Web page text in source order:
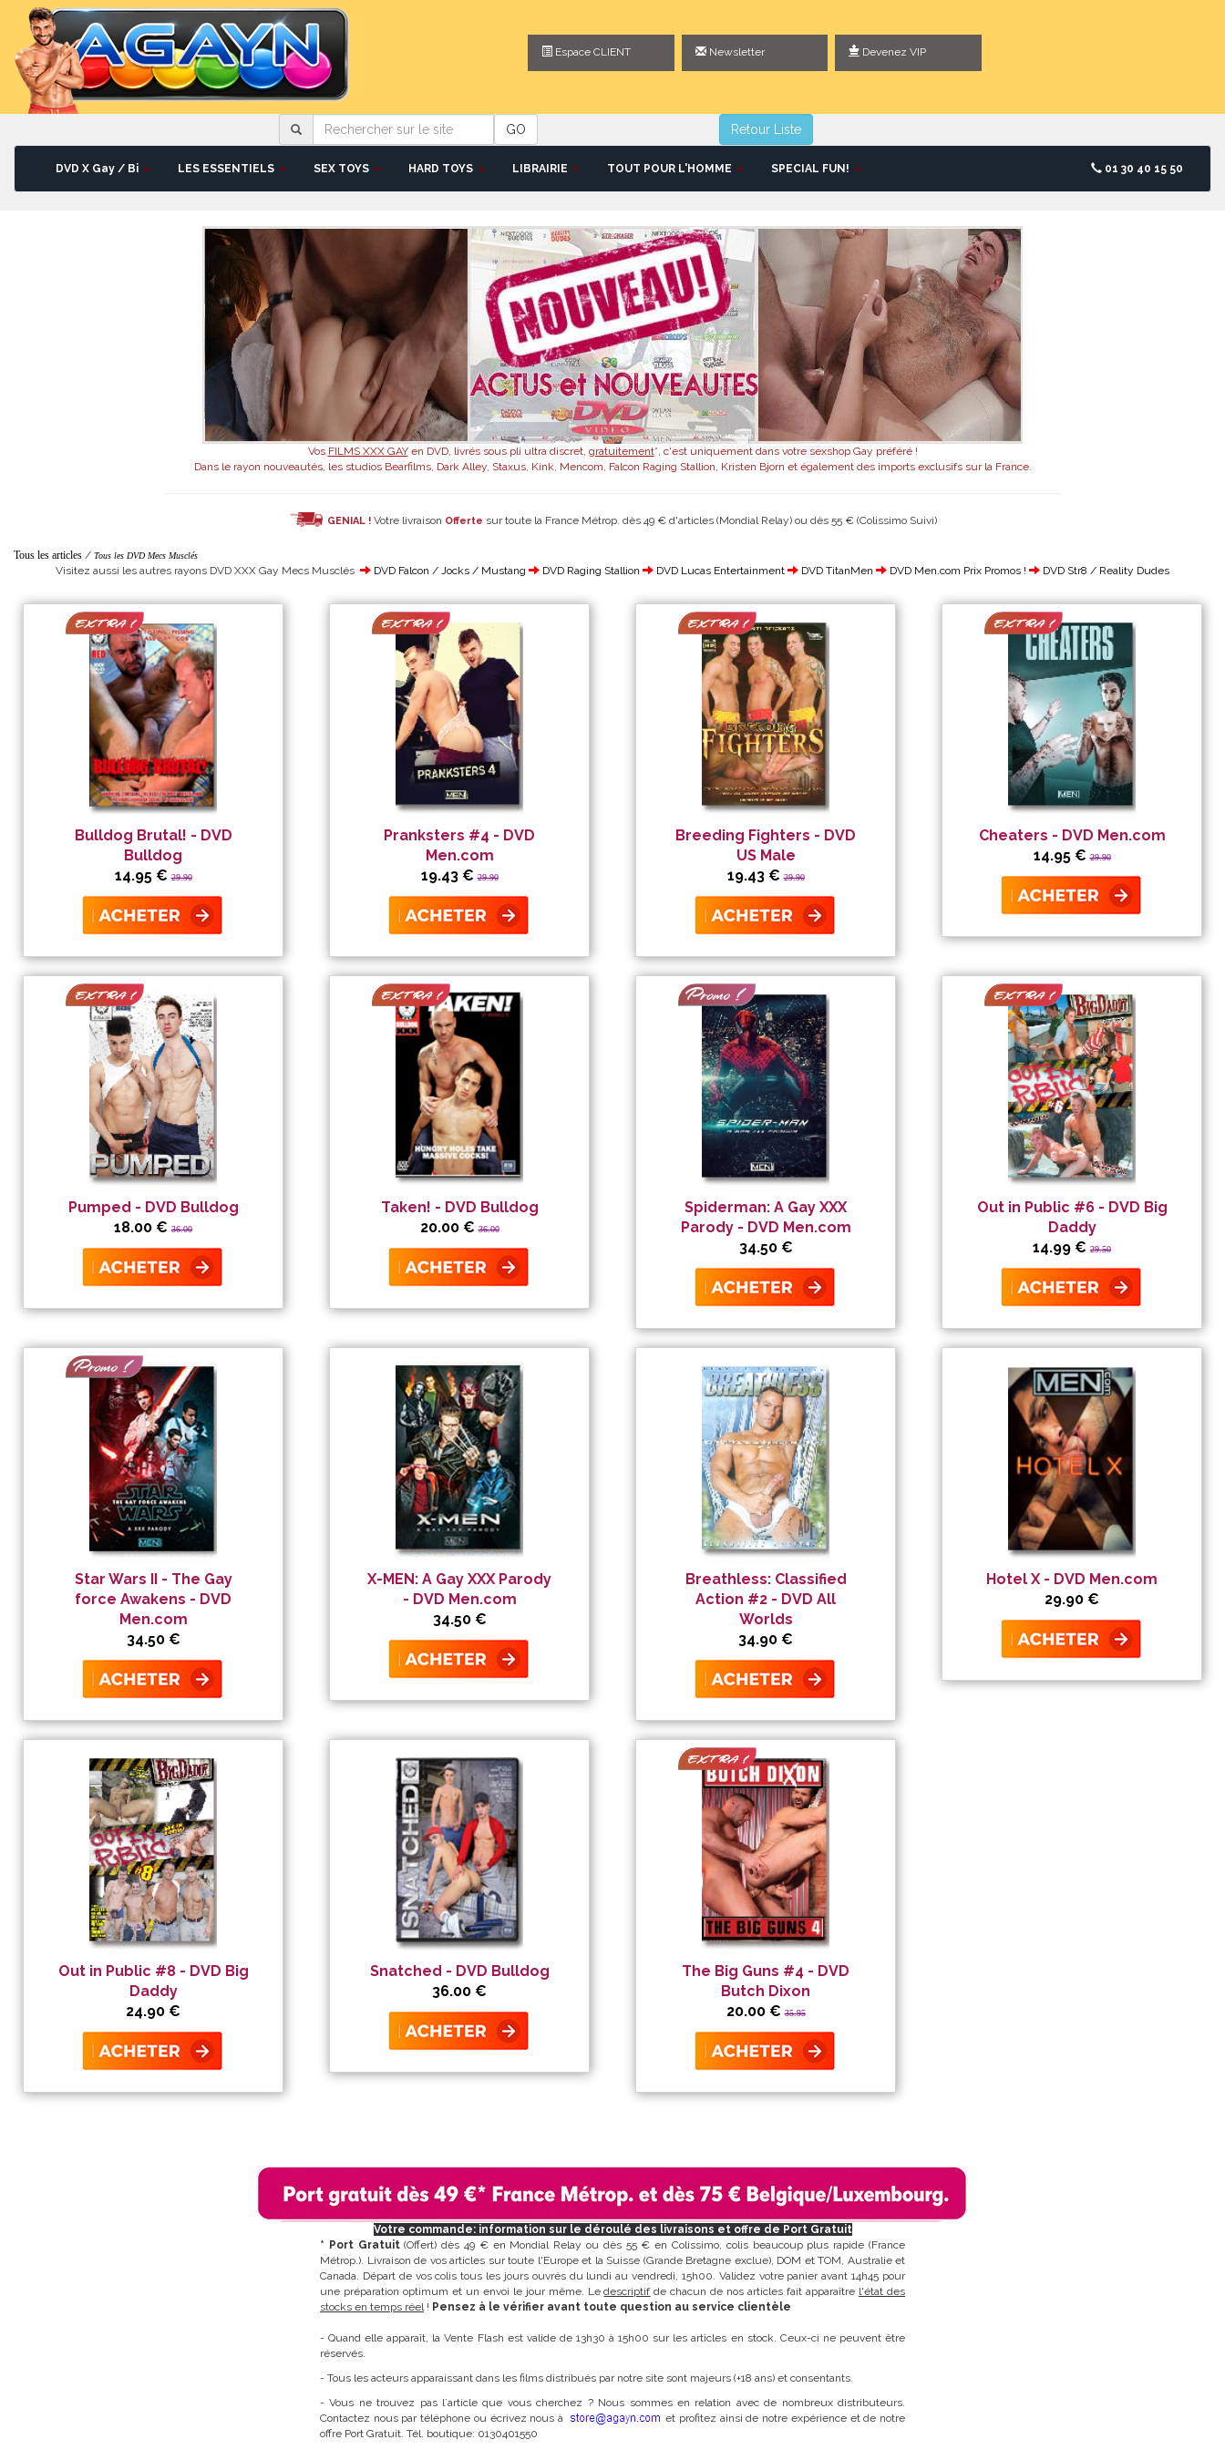
Espace CLIENT Newsletter Devenez VIP
sur
site
GO Retour Liste
DVD X Gay / Bi LES ESSENTIELS SEX TOYS HARD TOYS LIBRAIRIE TOUT POUR L'HOMME SPECIAL FUN! 01 30 40 15 50
Vos FILMS XXX GAYen DVD, livrés sous pli ultra discret, gratuitement*, c'est uniquement dans votre sexshop Gay préféré !
Dans le rayon nouveautés, les studios Bearfilms, Dark Alley, Staxus, Kink, Mencom, Falcon Raging Stallion, Kristen Bjorn et également des imports exclusifs sur la France.
GENIAL ! Votre livraison Offerte sur toute la France Métrop. dès 49 € d'articles (Mondial Relay) ou dès 55 € (Colissimo Suivi)
Tous les articles / Tous les DVD Mecs Musclés
Visitez aussi les autres rayons DVD XXX Gay Mecs Musclés DVD Falcon / Jocks / Mustang DVD Raging Stallion DVD Lucas Entertainment DVD TitanMen DVD Men.com Prix Promos ! DVD Str8 / Reality Dudes
Bulldog Brutal! - DVD
Bulldog
14.95 € 29.90
Pranksters #4 - DVD
Men.com
19.43 € 29.90
Breeding Fighters - DVD
US Male
19.43 € 29.90
Cheaters - DVD Men.com
14.95 € 29.90
Pumped - DVD Bulldog
18.00 € 36.00
Taken! - DVD Bulldog
20.00 € 36.00
Spiderman: A Gay XXX
Parody - DVD Men.com
34.50 €
Out in Public #6 - DVD Big
Daddy
14.99 € 29.50
Star Wars II - The Gay
force Awakens - DVD
Men.com
34.50 €
X-MEN: A Gay XXX Parody
- DVD Men.com
34.50 €
Breathless: Classified
Action #2 - DVD All
Worlds
34.90 €
Hotel X - DVD Men.com
29.90 €
Out in Public #8 - DVD Big
Daddy
24.90 €
Snatched - DVD Bulldog
36.00 €
The Big Guns #4 - DVD
Butch Dixon
20.00 € 35.95
Votre commande: information sur le déroulé des livraisons et offre de Port Gratuit
* Port Gratuit(Offert) dès 49 € en Mondial Relay ou dès 55 € en Colissimo, colis beaucoup plus rapide (France
Métrop.). Livraison de vos articles sur toute l'Europe et la Suisse (Grande Bretagne exclue), DOM et TOM, Australie et
Canada. Départ de vos colis tous les jours ouvrés du lundi au vendredi, 15h00. Validez votre panier avant 14h45 pour
une préparation optimum et un envoi le jour même. Ledescriptif de chacun de nos articles fait apparaître l'état des
stocks en temps réel! Pensez à le vérifier avant toute question au service clientèle
- Quand elle apparaît, la Vente Flash est valide de 13h30 à 15h00 sur les articles en stock. Ceux-ci ne peuvent être
réservés.
- Tous les acteurs apparaissant dans les films distribués par notre site sont majeurs (+18 ans) et consentants.
- Vous ne trouvez pas l´article que vous cherchez ? Nous sommes en relation avec de nombreux distributeurs.
Contactez nous par téléphone ou écrivez nous à
et profitez ainsi de notre expérience et de notre
offre Port Gratuit. Tél. boutique: 0130401550